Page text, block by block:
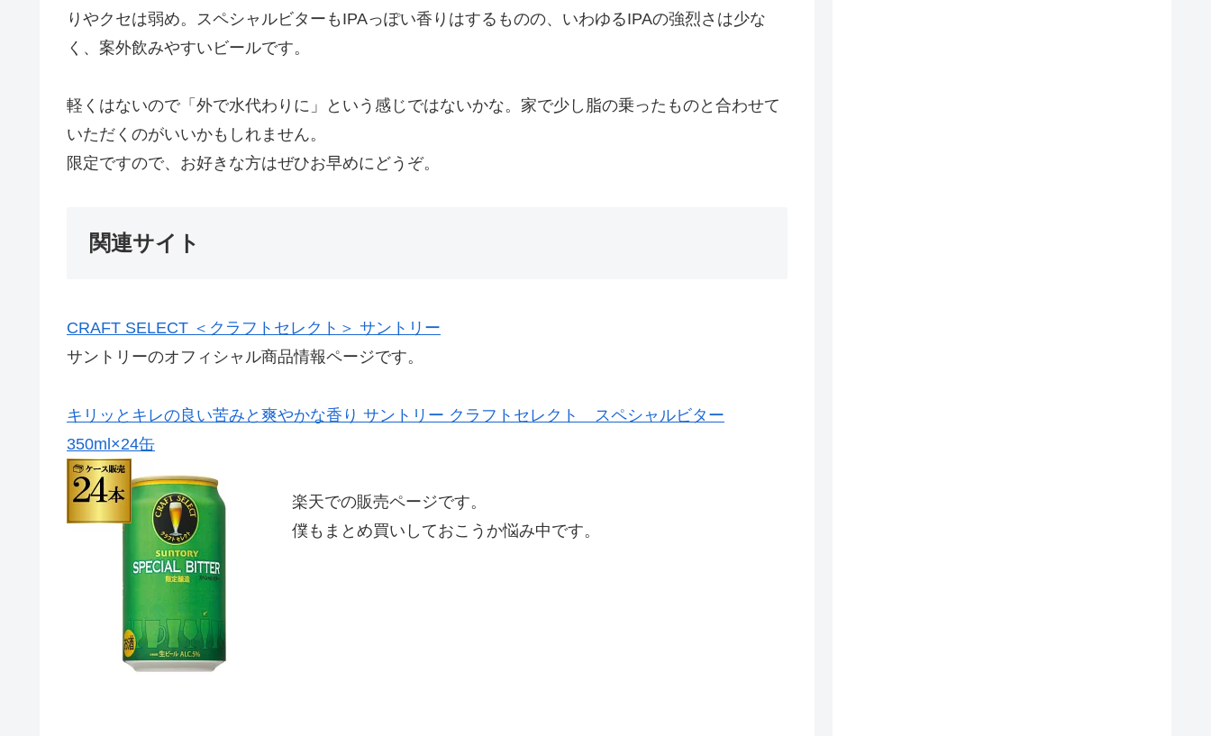
りやクセは弱め。スペシャルビターもIPAっぽい香りはするものの、いわゆるIPAの強烈さは少な
く、案外飲みやすいビールです。
軽くはないので「外で水代わりに」という感じではないかな。家で少し脂の乗ったものと合わせて
いただくのがいいかもしれません。
限定ですので、お好きな方はぜひお早めにどうぞ。
関連サイト
CRAFT SELECT ＜クラフトセレクト＞ サントリー
サントリーのオフィシャル商品情報ページです。
キリッとキレの良い苦みと爽やかな香り サントリー クラフトセレクト スペシャルビター
350ml×24缶
楽天での販売ページです。
僕もまとめ買いしておこうか悩み中です。